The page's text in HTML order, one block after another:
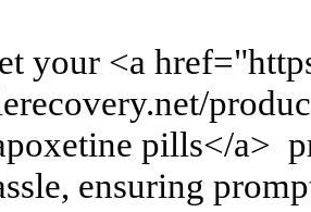
your <a
pills</a>
ensuring